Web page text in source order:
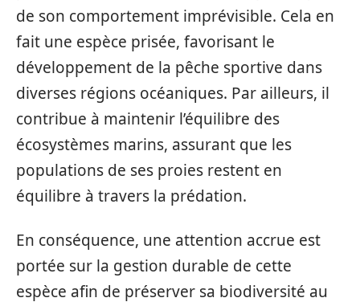
de son comportement imprévisible. Cela en
fait une espèce prisée, favorisant le
développement de la pêche sportive dans
diverses régions océaniques. Par ailleurs, il
contribue à maintenir l’équilibre des
écosystèmes marins, assurant que les
populations de ses proies restent en
équilibre à travers la prédation.
En conséquence, une attention accrue est
portée sur la gestion durable de cette
espèce afin de préserver sa biodiversité au